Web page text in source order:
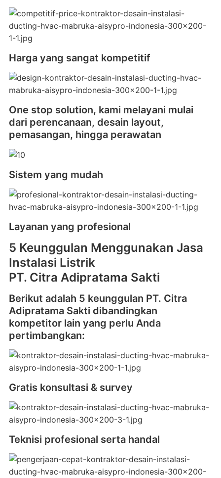
Harga yang sangat kompetitif
One stop solution, kami melayani mulai
dari perencanaan, desain layout,
pemasangan, hingga perawatan
Sistem yang mudah
Layanan yang profesional
5 Keunggulan Menggunakan Jasa
Instalasi Listrik
PT. Citra Adipratama Sakti
Berikut adalah 5 keunggulan PT. Citra
Adipratama Sakti dibandingkan
kompetitor lain yang perlu Anda
pertimbangkan:
Gratis konsultasi & survey
Teknisi profesional serta handal